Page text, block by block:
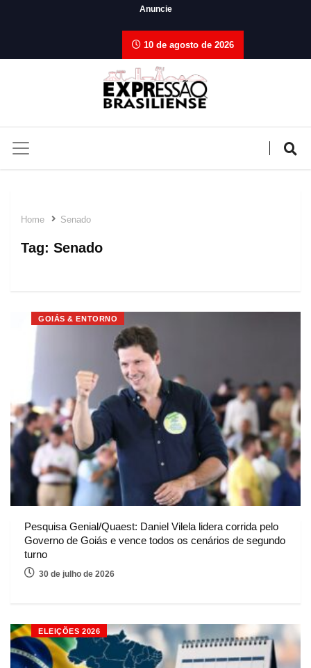
Anuncie
10 de agosto de 2026
Home Senado
Tag: Senado
GOIÁS & ENTORNO
Pesquisa Genial/Quaest: Daniel Vilela lidera corrida pelo
Governo de Goiás e vence todos os cenários de segundo
turno
30 de julho de 2026
ELEIÇÕES 2026